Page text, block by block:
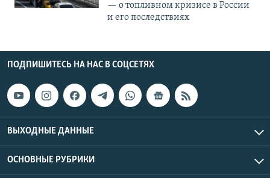
— о топливном кризисе в России
и его последствиях
ПОДПИШИТЕСЬ НА НАС В СОЦСЕТЯХ
ВЫХОДНЫЕ ДАННЫЕ
ОСНОВНЫЕ РУБРИКИ